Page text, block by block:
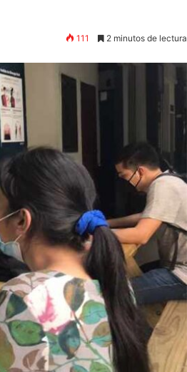
111 2 minutos de lectura